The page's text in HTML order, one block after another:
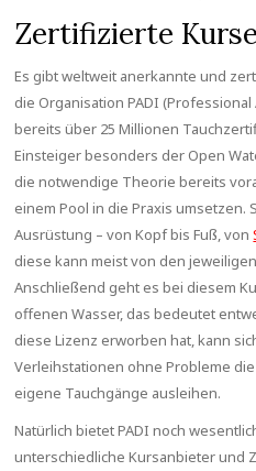
Zertifizierte Kurse
Es gibt weltweit anerkannte und
die Organisation PADI
bereits über 25 Millionen
Einsteiger besonders der Open
die notwendige Theorie bereits
einem Pool in die Praxis umsetzen.
Ausrüstung – von Kopf bis Fuß, von
diese kann meist von den
Anschließend geht es bei diesem
offenen Wasser, das bedeutet
diese Lizenz erworben hat, kann
Verleihstationen ohne Probleme
eigene Tauchgänge ausleihen.
Natürlich bietet PADI noch
unterschiedliche Kursanbieter und